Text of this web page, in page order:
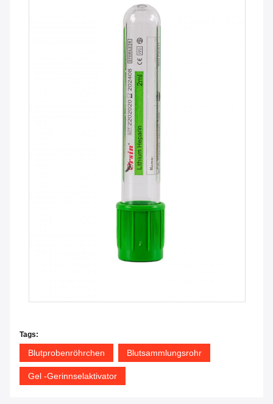
Tags:
Blutprobenröhrchen Blutsammlungsrohr
Gel -Gerinnselaktivator